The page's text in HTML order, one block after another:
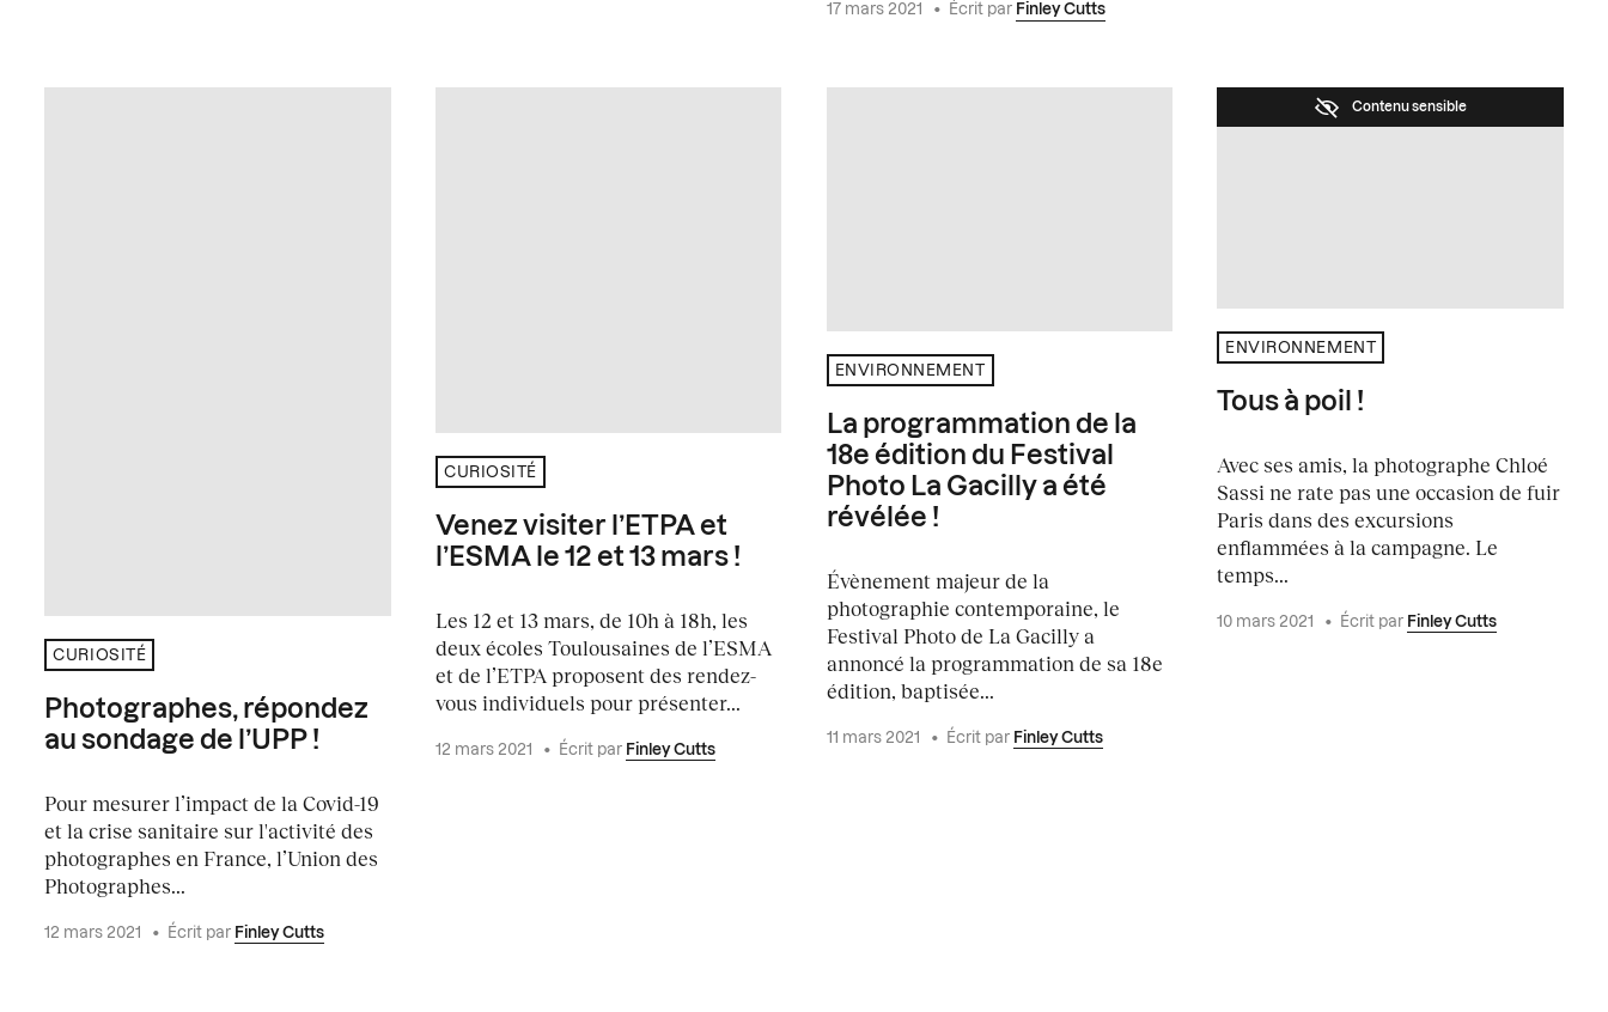
17 mars 2021 • Écrit par Finley Cutts
CURIOSITÉ
Photographes, répondez
au sondage de l’UPP !
Pour mesurer l’impact de la Covid-19
et la crise sanitaire sur l'activité des
photographes en France, l’Union des
Photographes...
12 mars 2021 • Écrit par Finley Cutts
CURIOSITÉ
Venez visiter l’ETPA et
l’ESMA le 12 et 13 mars !
Les 12 et 13 mars, de 10h à 18h, les
deux écoles Toulousaines de l’ESMA
et de l’ETPA proposent des rendez-
vous individuels pour présenter...
12 mars 2021 • Écrit par Finley Cutts
ENVIRONNEMENT
La programmation de la
18e édition du Festival
Photo La Gacilly a été
révélée !
Évènement majeur de la
photographie contemporaine, le
Festival Photo de La Gacilly a
annoncé la programmation de sa 18e
édition, baptisée...
11 mars 2021 • Écrit par Finley Cutts
Contenu sensible
ENVIRONNEMENT
Tous à poil !
Avec ses amis, la photographe Chloé
Sassi ne rate pas une occasion de fuir
Paris dans des excursions
enflammées à la campagne. Le
temps...
10 mars 2021 • Écrit par Finley Cutts